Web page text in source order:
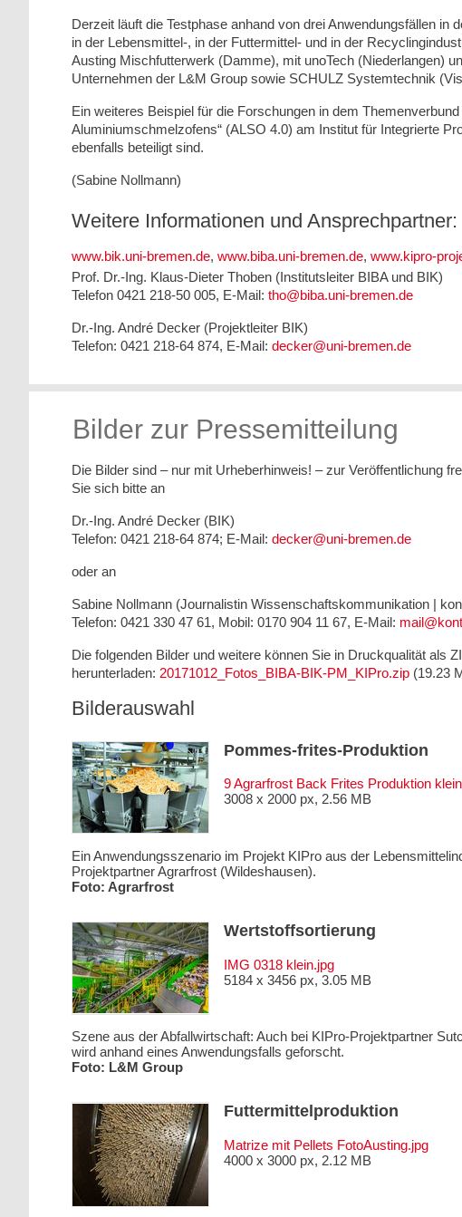
Derzeit läuft die Testphase anhand von drei Anwendungsfällen
in der Lebensmittel-, in der Futtermittel- und in der
Austing Mischfutterwerk (Damme), mit unoTech (Niederlangen)
Unternehmen der L&M Group sowie SCHULZ Systemtechnik
Ein weiteres Beispiel für die Forschungen in dem
Aluminiumschmelzofens“ (ALSO 4.0) am Institut für Integrierte
ebenfalls beteiligt sind.
(Sabine Nollmann)
Weitere Informationen und Ansprechpartner:
www.bik.uni-bremen.de, www.biba.uni-bremen.de, www.kipro-
Prof. Dr.-Ing. Klaus-Dieter Thoben (Institutsleiter BIBA und BIK)
Telefon 0421 218-50 005, E-Mail: tho@biba.uni-bremen.de
Dr.-Ing. André Decker (Projektleiter BIK)
Telefon: 0421 218-64 874, E-Mail: decker@uni-bremen.de
Bilder zur Pressemitteilung
Die Bilder sind – nur mit Urheberhinweis! – zur Veröffentlichung
Sie sich bitte an
Dr.-Ing. André Decker (BIK)
Telefon: 0421 218-64 874; E-Mail: decker@uni-bremen.de
oder an
Sabine Nollmann (Journalistin Wissenschaftskommunikation |
Telefon: 0421 330 47 61, Mobil: 0170 904 11 67, E-Mail:
Die folgenden Bilder und weitere können Sie in Druckqualität als
herunterladen: 20171012_Fotos_BIBA-BIK-PM_KIPro.zip(19.23
Bilderauswahl
Pommes-frites-Produktion
9 Agrarfrost Back Frites Produktion
3008 x 2000 px, 2.56 MB
Ein Anwendungsszenario im Projekt KIPro aus der
Projektpartner Agrarfrost (Wildeshausen).
Foto: Agrarfrost
Wertstoffsortierung
IMG 0318 klein.jpg
5184 x 3456 px, 3.05 MB
Szene aus der Abfallwirtschaft: Auch bei KIPro-Projektpartner
wird anhand eines Anwendungsfalls geforscht.
Foto: L&M Group
Futtermittelproduktion
Matrize mit Pellets FotoAusting.jpg
4000 x 3000 px, 2.12 MB